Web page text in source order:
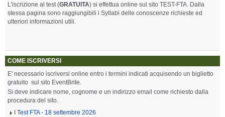
L'iscrizione al test (GRATUITA) si effettua online sul sito TEST-FTA. Dalla
stessa pagina sono raggiungibili i Syllabi delle conoscenze richieste ed
ulteriori informazioni utili.
COME ISCRIVERSI
E' necessario iscriversi online entro i termini indicati acquisendo un biglietto
gratuito sul sito EventBrite.
Si deve indicare nome, cognome e un indirizzo email come richiesto dalla
procedura del sito.
I Test FTA - 18 settembre 2026